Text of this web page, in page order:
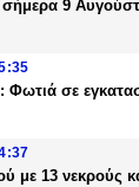
σήμερα 9
Φωτιά σε
με 13 νεκρούς